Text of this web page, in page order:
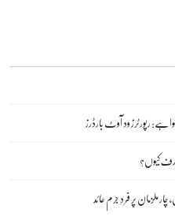
ہے: رپورٹرز ود آوٹ بارڈرز
ہدف کیوں؟
ملزمان پر فردِ جرم عائد